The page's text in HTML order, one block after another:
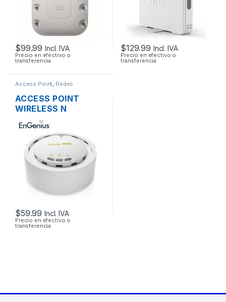
$99.99 Incl. IVA
Precio en efectivo o
transferencia
$129.99 Incl. IVA
Precio en efectivo o
transferencia
Access Point, Redes
ACCESS POINT
WIRELESS N
ENGENIUS EAP300
2.4GHZ 300MBPS +
$59.99 Incl. IVA
Precio en efectivo o
transferencia